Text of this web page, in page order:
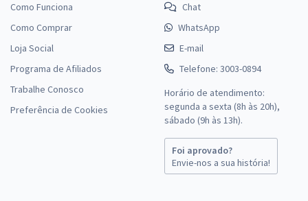
Como Funciona
Como Comprar
Loja Social
Programa de Afiliados
Trabalhe Conosco
Preferência de Cookies
Chat
WhatsApp
E-mail
Telefone: 3003-0894
Horário de atendimento:
segunda a sexta (8h às 20h),
sábado (9h às 13h).
Foi aprovado?
Envie-nos a sua história!